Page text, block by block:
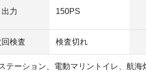
出力 150PS
回検査 検査切れ
テーション、電動マリントイレ、航海